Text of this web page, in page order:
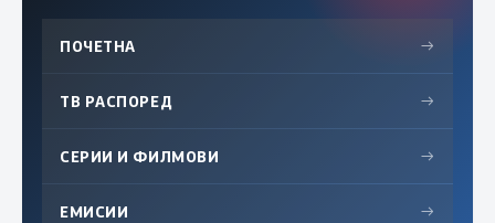
ПОЧЕТНА →
ТВ РАСПОРЕД →
СЕРИИ И ФИЛМОВИ →
ЕМИСИИ →